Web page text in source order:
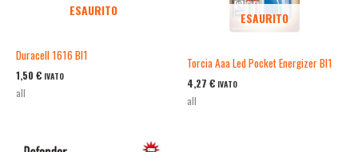
ESAURITO
Duracell 1616 Bl1
1,50 € IVATO
all
ESAURITO
Torcia Aaa Led Pocket Energizer Bl1
4,27 € IVATO
all